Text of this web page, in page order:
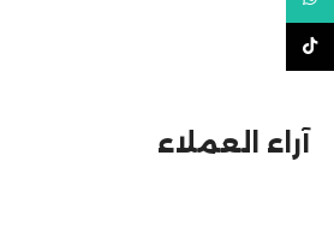
آراء العملاء